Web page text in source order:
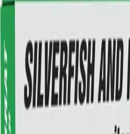
Insecto
Профессиональная
домов, участков,
товариществ по всей
+372 524 4142